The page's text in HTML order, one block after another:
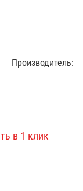
Производитель: